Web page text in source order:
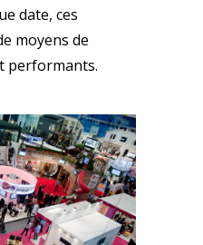
date, ces
moyens de
performants.